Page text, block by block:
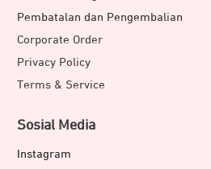
Pembatalan dan Pengembalian
Corporate Order
Privacy Policy
Terms & Service
Sosial Media
Instagram